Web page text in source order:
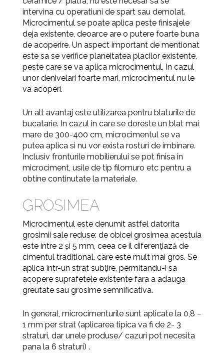
intervina cu operatiuni de spart sau demolat.
Microcimentul se poate aplica peste finisajele
deja existente, deoarce are o putere foarte buna
de acoperire. Un aspect important de mentionat
este sa se verifice planeitatea placilor existente,
peste care se va aplica microcimentul. In cazul
unor denivelari foarte mari, microcimentul nu le
va acoperi.
Un alt avantaj este utilizarea pentru blaturile de
bucatarie. In cazul in care se doreste un blat mai
mare de 300-400 cm, microcimentul se va
putea aplica si nu vor exista rosturi de imbinare.
Inclusiv fronturile mobilierului se pot finisa in
microciment, usile de tip filomuro etc pentru a
obtine continutate la materiale.
GROSIMEA
Microcimentul este denumit astfel datorita
grosimii sale reduse: de obicei grosimea acestuia
este intre 2 și 5 mm, ceea ce il diferențiază de
cimentul traditional, care este mult mai gros. Se
aplica intr-un strat subțire, permitandu-i sa
acopere suprafetele existente fara a adauga
greutate sau grosime semnificativa.
In general, microcimenturile sunt aplicate la 0,8 –
1 mm per strat (aplicarea tipica va fi de 2- 3
straturi, dar unele produse/ cazuri pot necesita
pana la 6 straturi) .